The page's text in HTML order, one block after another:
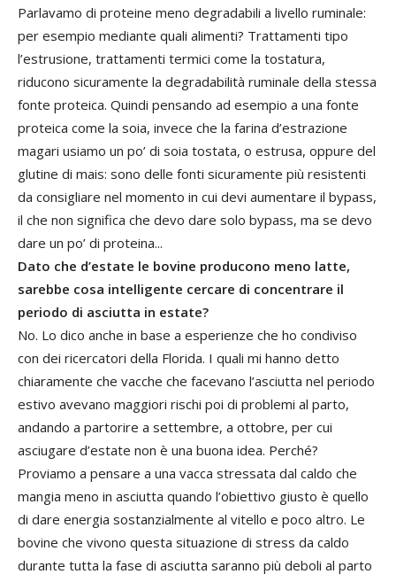
Parlavamo di proteine meno degradabili a livello ruminale:
per esempio mediante quali alimenti? Trattamenti tipo
l’estrusione, trattamenti termici come la tostatura,
riducono sicuramente la degradabilità ruminale della stessa
fonte proteica. Quindi pensando ad esempio a una fonte
proteica come la soia, invece che la farina d’estrazione
magari usiamo un po’ di soia tostata, o estrusa, oppure del
glutine di mais: sono delle fonti sicuramente più resistenti
da consigliare nel momento in cui devi aumentare il bypass,
il che non significa che devo dare solo bypass, ma se devo
dare un po’ di proteina...
Dato che d’estate le bovine producono meno latte,
sarebbe cosa intelligente cercare di concentrare il
periodo di asciutta in estate?
No. Lo dico anche in base a esperienze che ho condiviso
con dei ricercatori della Florida. I quali mi hanno detto
chiaramente che vacche che facevano l’asciutta nel periodo
estivo avevano maggiori rischi poi di problemi al parto,
andando a partorire a settembre, a ottobre, per cui
asciugare d’estate non è una buona idea. Perché?
Proviamo a pensare a una vacca stressata dal caldo che
mangia meno in asciutta quando l’obiettivo giusto è quello
di dare energia sostanzialmente al vitello e poco altro. Le
bovine che vivono questa situazione di stress da caldo
durante tutta la fase di asciutta saranno più deboli al parto